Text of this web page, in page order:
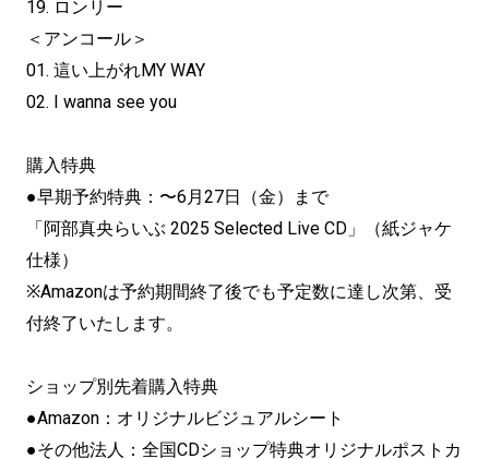
19. ロンリー
＜アンコール＞
01. 這い上がれMY WAY
02. I wanna see you
購入特典
●早期予約特典：〜6月27日（金）まで
「阿部真央らいぶ 2025 Selected Live CD」（紙ジャケ
仕様）
※Amazonは予約期間終了後でも予定数に達し次第、受
付終了いたします。
ショップ別先着購入特典
●Amazon：オリジナルビジュアルシート
●その他法人：全国CDショップ特典オリジナルポストカ